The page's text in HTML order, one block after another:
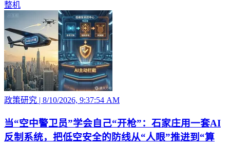
整机
政策研究 | 8/10/2026, 9:37:54 AM
当“空中警卫员”学会自己“开枪”：石家庄用一套AI
反制系统，把低空安全的防线从“人眼”推进到“算